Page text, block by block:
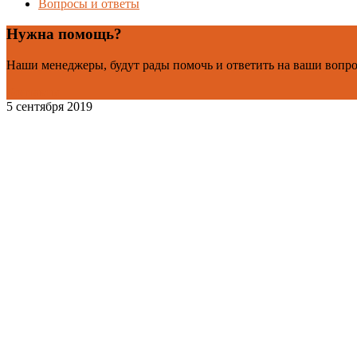
Вопросы и ответы
Нужна помощь?
Наши менеджеры, будут рады помочь и ответить на ваши
5 сентября 2019